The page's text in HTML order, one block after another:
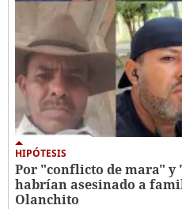
HIPÓTESIS
Por "conflicto de mara" y
habrían asesinado a
Olanchito